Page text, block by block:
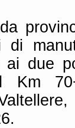
di
ai due
Km